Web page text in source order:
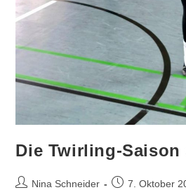
Die Twirling-Saison
Beitrags-
Nina Schneider
Beitrag7. Oktober